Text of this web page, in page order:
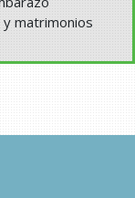
matrimonios